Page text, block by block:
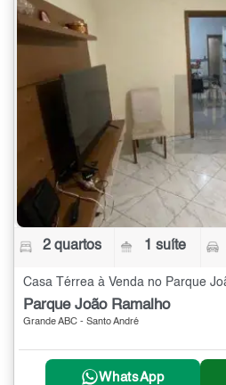
2 quartos 1 suíte
Parque João Ramalho
Grande ABC - Santo André
WhatsApp